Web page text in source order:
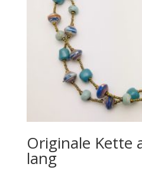
Originale Kette
lang